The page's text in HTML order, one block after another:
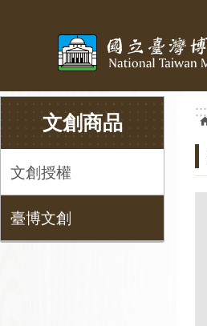
文創商品
文創授權
臺博文創
:::